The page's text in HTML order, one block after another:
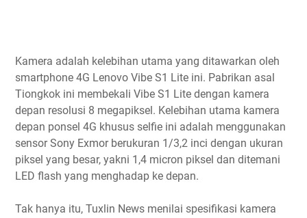
Kamera adalah kelebihan utama yang ditawarkan oleh
smartphone 4G Lenovo Vibe S1 Lite ini. Pabrikan asal
Tiongkok ini membekali Vibe S1 Lite dengan kamera
depan resolusi 8 megapiksel. Kelebihan utama kamera
depan ponsel 4G khusus selfie ini adalah menggunakan
sensor Sony Exmor berukuran 1/3,2 inci dengan ukuran
piksel yang besar, yakni 1,4 micron piksel dan ditemani
LED flash yang menghadap ke depan.
Tak hanya itu, Tuxlin News menilai spesifikasi kamera